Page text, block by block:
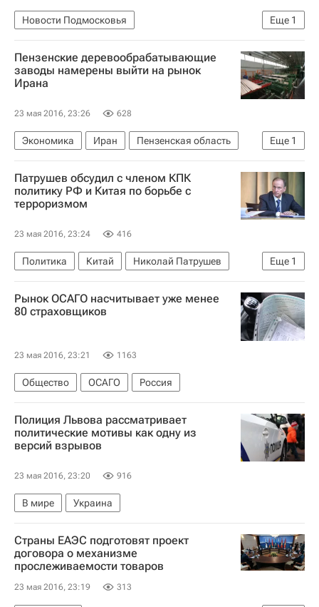
Еще 1
Новости Подмосковья
Московская область (Подмосковье)
Пензенские деревообрабатывающие
заводы намерены выйти на рынок
Ирана
23 мая 2016, 23:26 628
Еще 1
Экономика Иран
Пензенская область
Иван Белозерцев
Патрушев обсудил с членом КПК
политику РФ и Китая по борьбе с
терроризмом
23 мая 2016, 23:24 416
Еще 1
Политика Китай
Николай Патрушев
Россия
Рынок ОСАГО насчитывает уже менее
80 страховщиков
23 мая 2016, 23:21 1163
Общество ОСАГО Россия
Полиция Львова рассматривает
политические мотивы как одну из
версий взрывов
23 мая 2016, 23:20 916
В мире Украина
Страны ЕАЭС подготовят проект
договора о механизме
прослеживаемости товаров
23 мая 2016, 23:19 313